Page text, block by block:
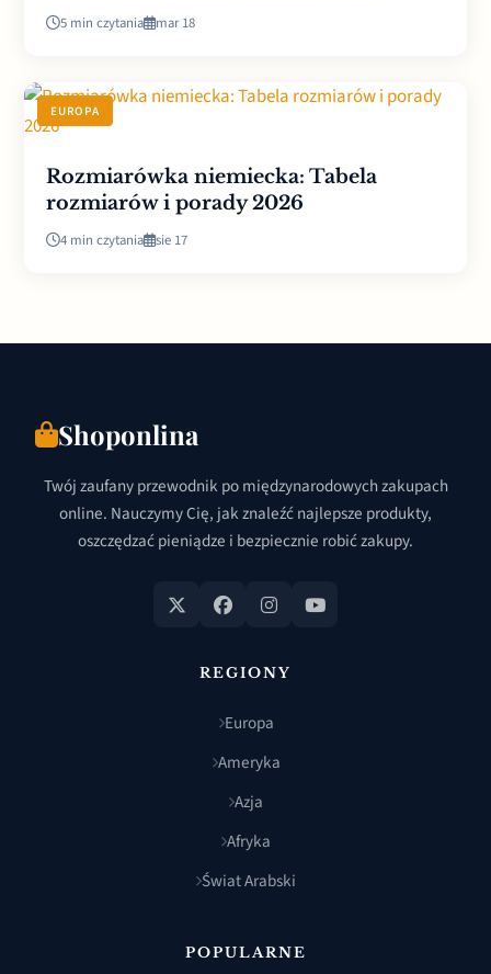
5 min czytania mar 18
EUROPA
Rozmiarówka niemiecka: Tabela
rozmiarów i porady 2026
4 min czytania sie 17
Shoponlina
Twój zaufany przewodnik po międzynarodowych zakupach
online. Nauczymy Cię, jak znaleźć najlepsze produkty,
oszczędzać pieniądze i bezpiecznie robić zakupy.
REGIONY
Europa
Ameryka
Azja
Afryka
Świat Arabski
POPULARNE